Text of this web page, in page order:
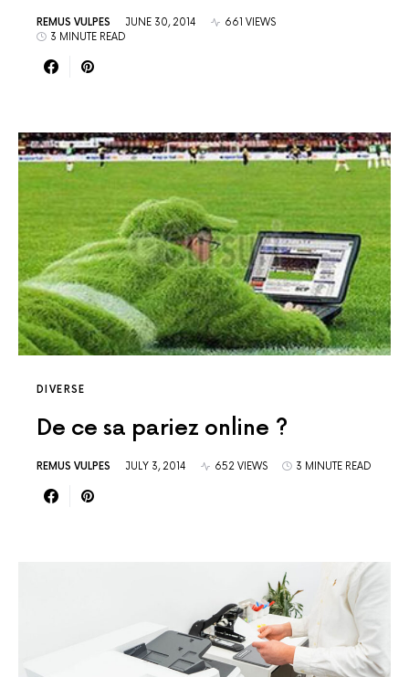
REMUS VULPES JUNE 30, 2014
661 VIEWS
3 MINUTE READ
DIVERSE
De ce sa pariez online ?
REMUS VULPES JULY 3, 2014 652 VIEWS 3 MINUTE READ